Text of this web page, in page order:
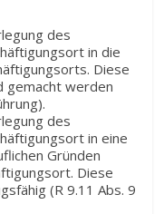
des
in die
Diese
gemacht werden
des
in eine
Gründen
Diese
(R 9.11 Abs. 9